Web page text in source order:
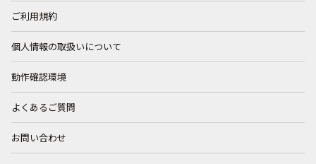
ご利用規約
個人情報の取扱いについて
動作確認環境
よくあるご質問
お問い合わせ